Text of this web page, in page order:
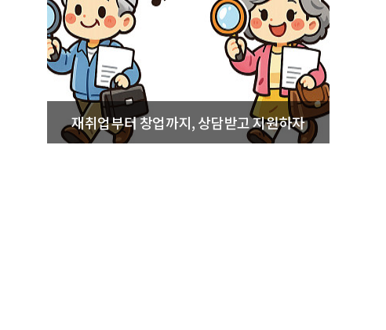
재취업부터 창업까지, 상담받고 지원하자